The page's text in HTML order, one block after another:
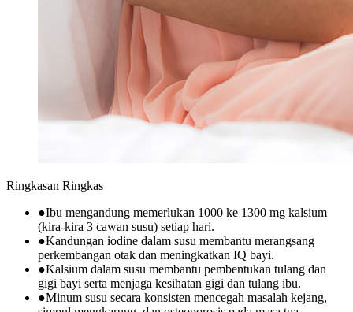
Ringkasan Ringkas
●Ibu mengandung memerlukan 1000 ke 1300 mg kalsium
(kira-kira 3 cawan susu) setiap hari.
●Kandungan iodine dalam susu membantu merangsang
perkembangan otak dan meningkatkan IQ bayi.
●Kalsium dalam susu membantu pembentukan tulang dan
gigi bayi serta menjaga kesihatan gigi dan tulang ibu.
●Minum susu secara konsisten mencegah masalah kejang,